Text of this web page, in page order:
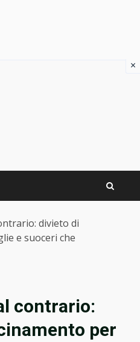
divieto di
e suoceri che
contrario:
per
×